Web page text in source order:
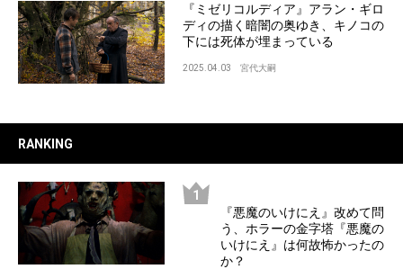
『ミゼリコルディア』アラン・ギロ
ディの描く暗闇の奥ゆき、キノコの
下には死体が埋まっている
2025.04.03 宮代大嗣
RANKING
『悪魔のいけにえ』改めて問
う、ホラーの金字塔『悪魔の
いけにえ』は何故怖かったの
か？